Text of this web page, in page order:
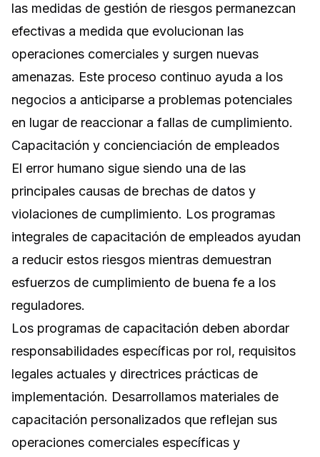
las medidas de gestión de riesgos permanezcan
efectivas a medida que evolucionan las
operaciones comerciales y surgen nuevas
amenazas. Este proceso continuo ayuda a los
negocios a anticiparse a problemas potenciales
en lugar de reaccionar a fallas de cumplimiento.
Capacitación y concienciación de empleados
El error humano sigue siendo una de las
principales causas de brechas de datos y
violaciones de cumplimiento. Los programas
integrales de capacitación de empleados ayudan
a reducir estos riesgos mientras demuestran
esfuerzos de cumplimiento de buena fe a los
reguladores.
Los programas de capacitación deben abordar
responsabilidades específicas por rol, requisitos
legales actuales y directrices prácticas de
implementación. Desarrollamos materiales de
capacitación personalizados que reflejan sus
operaciones comerciales específicas y